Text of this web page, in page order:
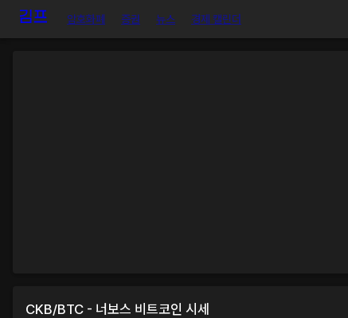
암호화폐 증권 뉴스 경제 캘린더
CKB/BTC - 너보스 비트코인 시세